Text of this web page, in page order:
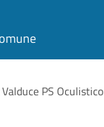
PS Oculistico